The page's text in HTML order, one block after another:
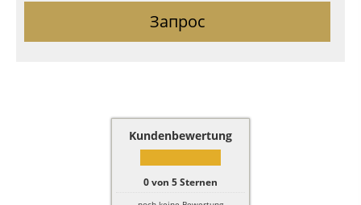
Запрос
Kundenbewertung
0von 5Sternen